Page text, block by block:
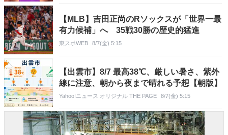
【MLB】吉田正尚のRソックスが「世界一最
有力候補」へ 35戦30勝の歴史的猛進
東スポWEB 8/7(金) 5:15
【出雲市】8/7 最高38℃、厳しい暑さ、紫外
線に注意、朝から夜まで晴れる予想【朝版】
Yahoo!ニュース オリジナル THE PAGE 8/7(金) 5:15